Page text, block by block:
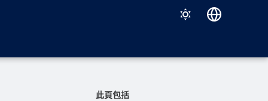
此頁包括